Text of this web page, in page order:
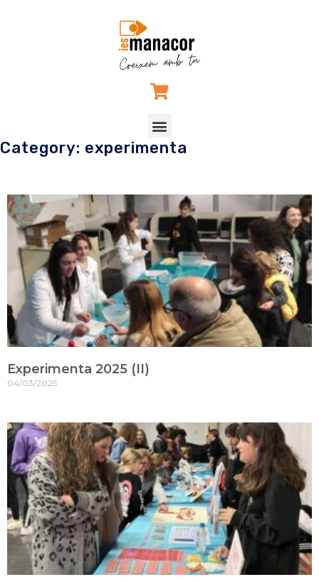
Menu
Category: experimenta
Experimenta 2025 (II)
04/03/2025